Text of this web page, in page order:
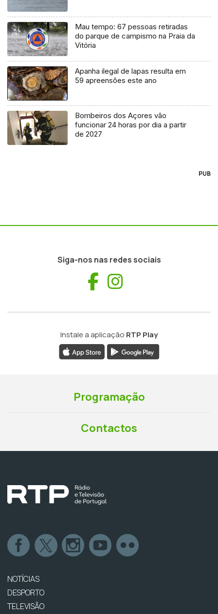
Mau tempo: 67 pessoas retiradas
do parque de campismo na Praia da
Vitória
Apanha ilegal de lapas resulta em
59 apreensões este ano
Bombeiros dos Açores vão
funcionar 24 horas por dia a partir
de 2027
PUB
Siga-nos nas redes sociais
Facebook
Instale a aplicação RTP Play
Programação
Contactos
NOTÍCIAS
DESPORTO
TELEVISÃO